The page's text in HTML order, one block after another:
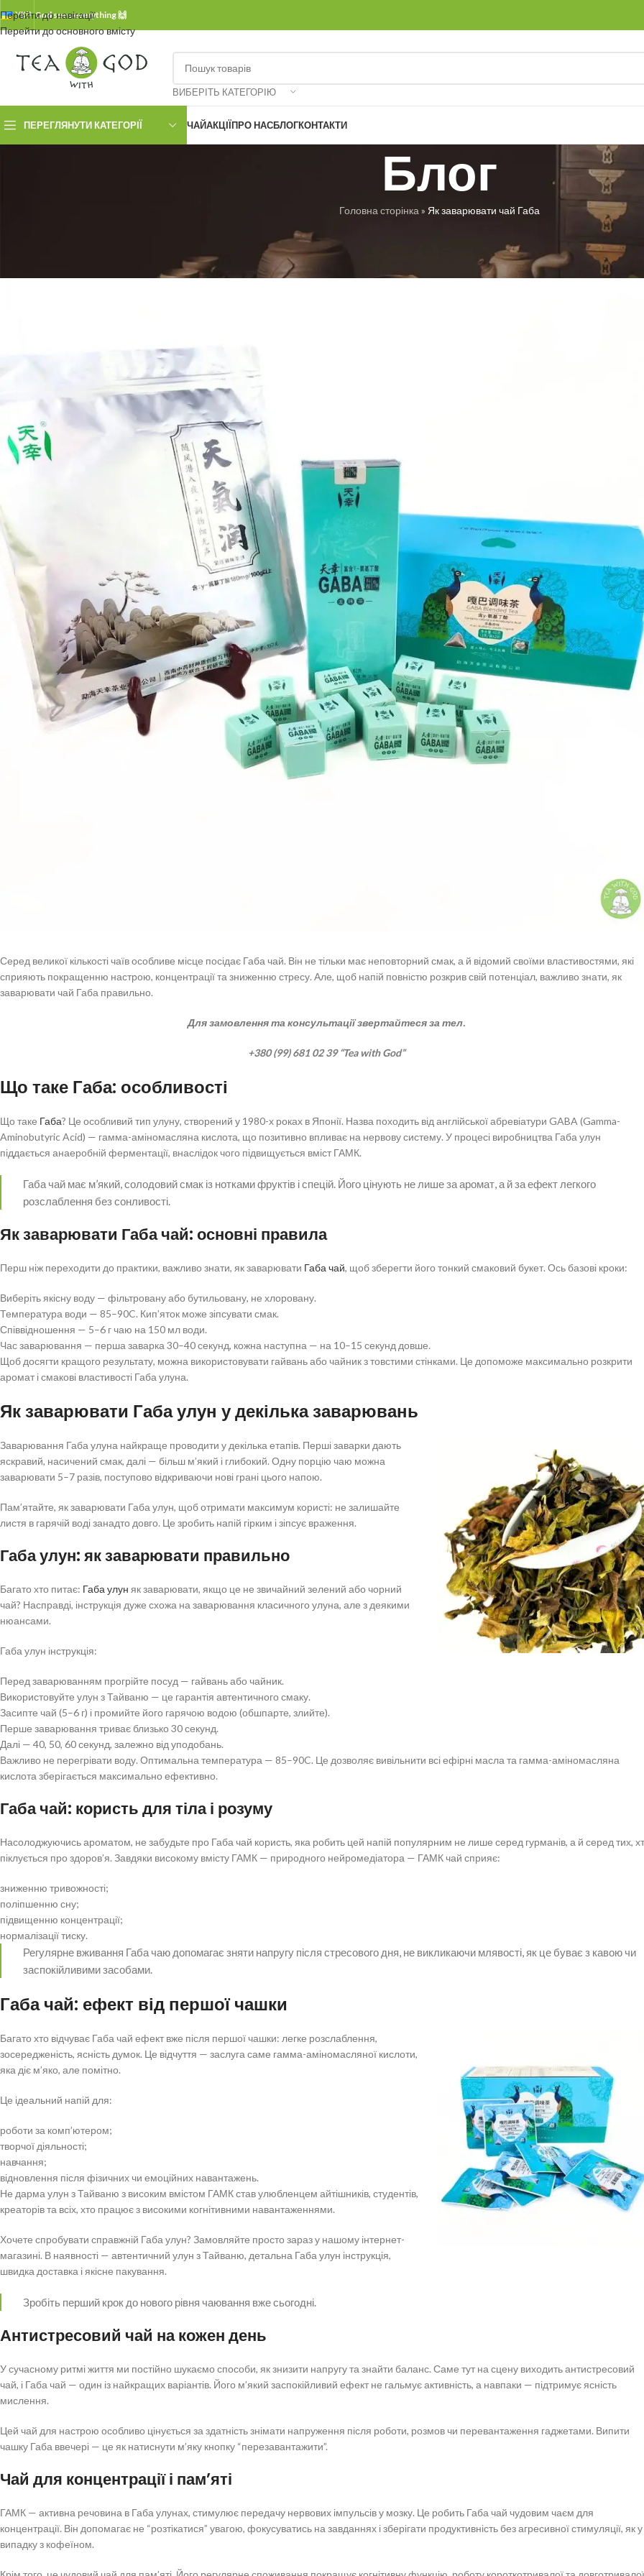
Перейти до навігації
Перейти до основного вмісту
УКР.God sees everything 🙌
ВИБЕРІТЬ КАТЕГОРІЮ
ПЕРЕГЛЯНУТИ КАТЕГОРІЇ ЧАЙАКЦІЇПРО НАСБЛОГКОНТАКТИ
Блог
Головна сторінка » Як заварювати чай Габа
Як заварювати чай Габа
Опубліковано Любовь Троян
Серед великої кількості чаїв особливе місце посідає Габа чай. Він не тільки має неповторний смак, а й відомий своїми властивостями, які
сприяють покращенню настрою, концентрації та зниженню стресу. Але, щоб напій повністю розкрив свій потенціал, важливо знати, як
заварювати чай Габа правильно.
Для замовлення та консультації звертайтеся за тел.
+380 (99) 681 02 39 “Tea with God”
Що таке Габа: особливості
Що таке Габа? Це особливий тип улуну, створений у 1980-х роках в Японії. Назва походить від англійської абревіатури GABA (Gamma-
Aminobutyric Acid) — гамма-аміномасляна кислота, що позитивно впливає на нервову систему. У процесі виробництва Габа улун
піддається анаеробній ферментації, внаслідок чого підвищується вміст ГАМК.
Габа чай має м’який, солодовий смак із нотками фруктів і спецій. Його цінують не лише за аромат, а й за ефект легкого
розслаблення без сонливості.
Як заварювати Габа чай: основні правила
Перш ніж переходити до практики, важливо знати, як заварювати Габа чай, щоб зберегти його тонкий смаковий букет. Ось базові кроки:
Виберіть якісну воду — фільтровану або бутильовану, не хлоровану.
Температура води — 85–90C. Кип’яток може зіпсувати смак.
Співвідношення — 5–6 г чаю на 150 мл води.
Час заварювання — перша заварка 30–40 секунд, кожна наступна — на 10–15 секунд довше.
Щоб досягти кращого результату, можна використовувати гайвань або чайник з товстими стінками. Це допоможе максимально розкрити
аромат і смакові властивості Габа улуна.
Як заварювати Габа улун у декілька заварювань
Заварювання Габа улуна найкраще проводити у декілька етапів. Перші заварки дають
яскравий, насичений смак, далі — більш м’який і глибокий. Одну порцію чаю можна
заварювати 5–7 разів, поступово відкриваючи нові грані цього напою.
Пам’ятайте, як заварювати Габа улун, щоб отримати максимум користі: не залишайте
листя в гарячій воді занадто довго. Це зробить напій гірким і зіпсує враження.
Габа улун: як заварювати правильно
Багато хто питає: Габа улун як заварювати, якщо це не звичайний зелений або чорний
чай? Насправді, інструкція дуже схожа на заварювання класичного улуна, але з деякими
нюансами.
Габа улун інструкція:
Перед заварюванням прогрійте посуд — гайвань або чайник.
Використовуйте улун з Тайваню — це гарантія автентичного смаку.
Засипте чай (5–6 г) і промийте його гарячою водою (обшпарте, злийте).
Перше заварювання триває близько 30 секунд.
Далі — 40, 50, 60 секунд, залежно від уподобань.
Важливо не перегрівати воду. Оптимальна температура — 85–90C. Це дозволяє вивільнити всі ефірні масла та гамма-аміномасляна
кислота зберігається максимально ефективно.
Габа чай: користь для тіла і розуму
Насолоджуючись ароматом, не забудьте про Габа чай користь, яка робить цей напій популярним не лише серед гурманів, а й серед тих,
піклується про здоров’я. Завдяки високому вмісту ГАМК — природного нейромедіатора — ГАМК чай сприяє:
зниженню тривожності;
поліпшенню сну;
підвищенню концентрації;
нормалізації тиску.
Регулярне вживання Габа чаю допомагає зняти напругу після стресового дня, не викликаючи млявості, як це буває з кавою чи
заспокійливими засобами.
Габа чай: ефект від першої чашки
Багато хто відчуває Габа чай ефект вже після першої чашки: легке розслаблення,
зосередженість, ясність думок. Це відчуття — заслуга саме гамма-аміномасляної кислоти,
яка діє м’яко, але помітно.
Це ідеальний напій для:
роботи за комп’ютером;
творчої діяльності;
навчання;
відновлення після фізичних чи емоційних навантажень.
Не дарма улун з Тайваню з високим вмістом ГАМК став улюбленцем айтішників, студентів,
креаторів та всіх, хто працює з високими когнітивними навантаженнями.
Хочете спробувати справжній Габа улун? Замовляйте просто зараз у нашому інтернет-
магазині. В наявності — автентичний улун з Тайваню, детальна Габа улун інструкція,
швидка доставка і якісне пакування.
Зробіть перший крок до нового рівня чаювання вже сьогодні.
Антистресовий чай на кожен день
У сучасному ритмі життя ми постійно шукаємо способи, як знизити напругу та знайти баланс. Саме тут на сцену виходить антистресовий
чай, і Габа чай — один із найкращих варіантів. Його м’який заспокійливий ефект не гальмує активність, а навпаки — підтримує ясність
мислення.
Цей чай для настрою особливо цінується за здатність знімати напруження після роботи, розмов чи перевантаження гаджетами. Випити
чашку Габа ввечері — це як натиснути м’яку кнопку “перезавантажити”.
Чай для концентрації і пам’яті
ГАМК — активна речовина в Габа улунах, стимулює передачу нервових імпульсів у мозку. Це робить Габа чай чудовим чаєм для
концентрації. Він допомагає не “розтікатися” увагою, фокусуватись на завданнях і зберігати продуктивність без агресивної стимуляції, як у
випадку з кофеїном.